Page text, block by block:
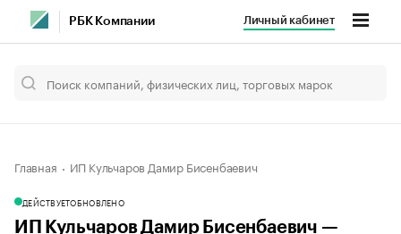
РБК Компании Личный кабинет
Главная ИП Кульчаров Дамир Бисенбаевич
ДЕЙСТВУЕТОБНОВЛЕНО
ИП Кульчаров Дамир Бисенбаевич —